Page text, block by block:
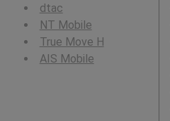
dtac
NT Mobile
True Move H
AIS Mobile